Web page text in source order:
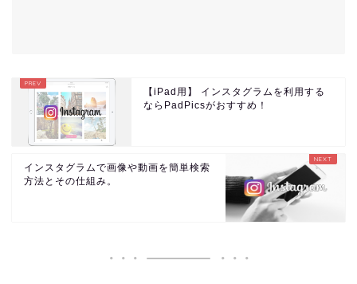
【iPad用】 インスタグラムを利用する
ならPadPicsがおすすめ！
インスタグラムで画像や動画を簡単検索
方法とその仕組み。